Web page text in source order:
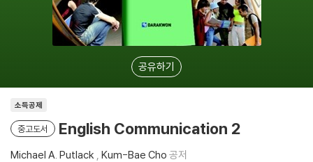
공유하기
소득공제
중고도서 English Communication 2
Michael A. Putlack , Kum-Bae Cho 공저